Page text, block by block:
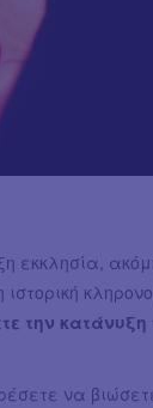
εκκλησία,
την
να